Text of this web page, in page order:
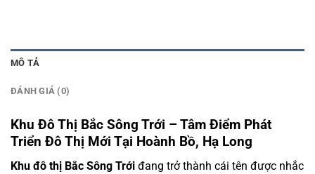
MÔ TẢ
ĐÁNH GIÁ (0)
Khu Đô Thị Bắc Sông Trới – Tâm Điểm Phát
Triển Đô Thị Mới Tại Hoành Bồ, Hạ Long
Khu đô thị Bắc Sông Trới đang trở thành cái tên được nhắc